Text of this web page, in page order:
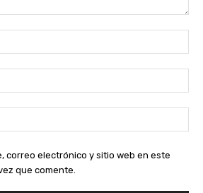
correo electrónico y sitio web en este
que comente.